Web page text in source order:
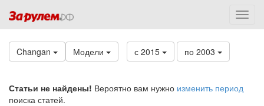
Changan Модели с 2015 по 2003
Статьи не найдены! Вероятно вам нужно изменить период
поиска статей.